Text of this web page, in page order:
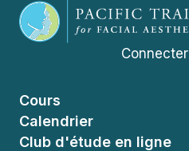
Connecter
Cours
Calendrier
Club d'étude en ligne